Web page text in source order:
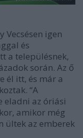
igen
és
a településnek,
során. Az ő
él itt, és már a
“A
eladni az óriási
amikor még
ültek az emberek